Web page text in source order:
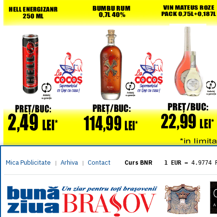
Mica Publicitate | Arhiva | Contact Curs BNR 1 EUR = 4.9774
= 5.8304
1 XAU= 464.4611
1 AED= 1.1933
1 AUD= 2.7957
1 BGN= 2.5449